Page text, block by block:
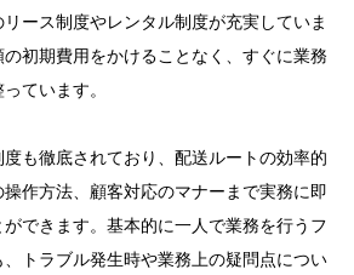
リース制度やレンタル制度が充実していま
初期費用をかけることなく、すぐに業務
ています。
も徹底されており、配送ルートの効率的
作方法、顧客対応のマナーまで実務に即
できます。基本的に一人で業務を行うフ
、トラブル発生時や業務上の疑問点につい